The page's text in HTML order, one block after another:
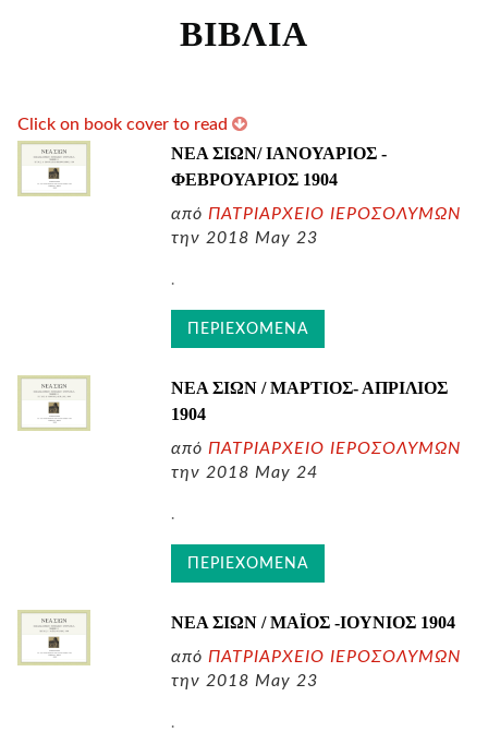
ΒΙΒΛΙΑ
Click on book cover to read
ΝΕΑ ΣΙΩΝ/ ΙΑΝΟΥΑΡΙΟΣ -
ΦΕΒΡΟΥΑΡΙΟΣ 1904
απόΠΑΤΡΙΑΡΧΕΙΟ ΙΕΡΟΣΟΛΥΜΩΝ
την 2018 May 23
.
ΠΕΡΙΕΧΟΜΕΝΑ
ΝΕΑ ΣΙΩΝ / ΜΑΡΤΙΟΣ- ΑΠΡΙΛΙΟΣ
1904
απόΠΑΤΡΙΑΡΧΕΙΟ ΙΕΡΟΣΟΛΥΜΩΝ
την 2018 May 24
.
ΠΕΡΙΕΧΟΜΕΝΑ
ΝΕΑ ΣΙΩΝ / ΜΑΪΟΣ -ΙΟΥΝΙΟΣ 1904
απόΠΑΤΡΙΑΡΧΕΙΟ ΙΕΡΟΣΟΛΥΜΩΝ
την 2018 May 23
.